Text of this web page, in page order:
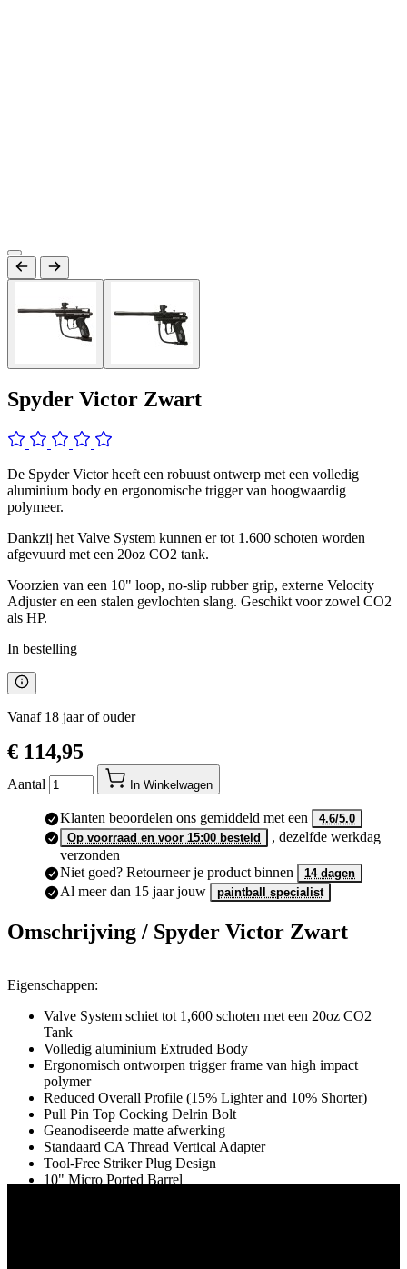
Spyder Victor Zwart
De Spyder Victor heeft een robuust ontwerp met een volledig
aluminium body en ergonomische trigger van hoogwaardig
polymeer.
Dankzij het Valve System kunnen er tot 1.600 schoten worden
afgevuurd met een 20oz CO2 tank.
Voorzien van een 10" loop, no-slip rubber grip, externe Velocity
Adjuster en een stalen gevlochten slang. Geschikt voor zowel CO2
als HP.
In bestelling
Vanaf 18 jaar of ouder
€ 114,95
Aantal In Winkelwagen
Klanten beoordelen ons gemiddeld met een
4.6/5.0
Op voorraad en voor 15:00 besteld
, dezelfde werkdag
verzonden
Niet goed? Retourneer je product binnen
14 dagen
Al meer dan 15 jaar jouw paintball specialist
Omschrijving / Spyder Victor Zwart
Eigenschappen:
Valve System schiet tot 1,600 schoten met een 20oz CO2
Tank
Volledig aluminium Extruded Body
Ergonomisch ontworpen trigger frame van high impact
polymer
Reduced Overall Profile (15% Lighter and 10% Shorter)
Pull Pin Top Cocking Delrin Bolt
Geanodiseerde matte afwerking
Standaard CA Thread Vertical Adapter
Tool-Free Striker Plug Design
10" Micro Ported Barrel